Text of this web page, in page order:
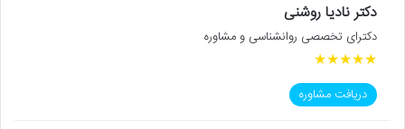
دکتر نادیا روشنی
دکترای تخصصی روانشناسی و مشاوره
★
★
★
★
★
دریافت مشاوره